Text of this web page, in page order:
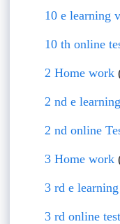
10 e learning
10 th online
2 Home work
2 nd e learning
2 nd online
3 Home work
3 rd e
3 rd online test